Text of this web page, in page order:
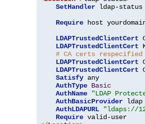
SetHandler ldap-status
Require host
LDAPTrustedClientCert
LDAPTrustedClientCert
# CA certs
LDAPTrustedClientCert
LDAPTrustedClientCert
Satisfy any
AuthType Basic
AuthName
"LDAP
AuthBasicProvider ldap
AuthLDAPURL
"ldaps://
Require